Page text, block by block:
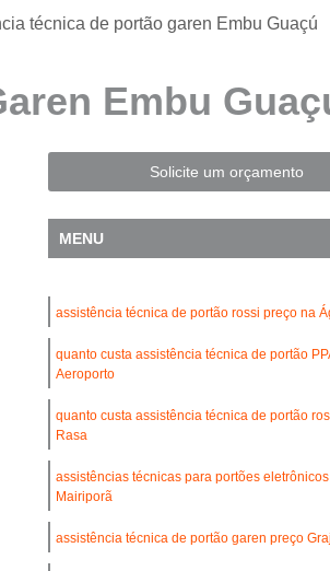
Automatização de Portão de
Automatização de Portão Residencial
Automatização para Portão de Correr
Conserto Motor Portão Automático
Conserto Motor Portão Eletrônico
Conserto de Motor de Portão
Conserto de Portão Automático
Automático Basculante
Automático Pivotante Duplo
Conserto de Portão
técnica de portão garen Embu Guaçú
Embu
Solicite um orçamento
MENU
assistência técnica de portão rossi preço na
quanto custa assistência técnica de portão
Aeroporto
quanto custa assistência técnica de portão
Rasa
assistências técnicas para portões
Mairiporã
assistência técnica de portão garen preço